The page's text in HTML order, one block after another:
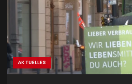
AKTUELLES